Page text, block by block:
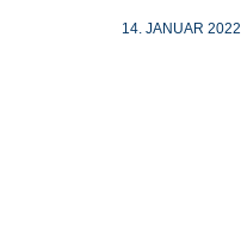
14. JANUAR 2022